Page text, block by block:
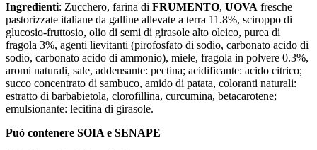
Ingredienti: Zucchero, farina di FRUMENTO, UOVA fresche
pastorizzate italiane da galline allevate a terra 11.8%, sciroppo di
glucosio-fruttosio, olio di semi di girasole alto oleico, purea di
fragola 3%, agenti lievitanti (pirofosfato di sodio, carbonato acido di
sodio, carbonato acido di ammonio), miele, fragola in polvere 0.3%,
aromi naturali, sale, addensante: pectina; acidificante: acido citrico;
succo concentrato di sambuco, amido di patata, coloranti naturali:
estratto di barbabietola, clorofillina, curcumina, betacarotene;
emulsionante: lecitina di girasole.
Può contenere SOIA e SENAPE